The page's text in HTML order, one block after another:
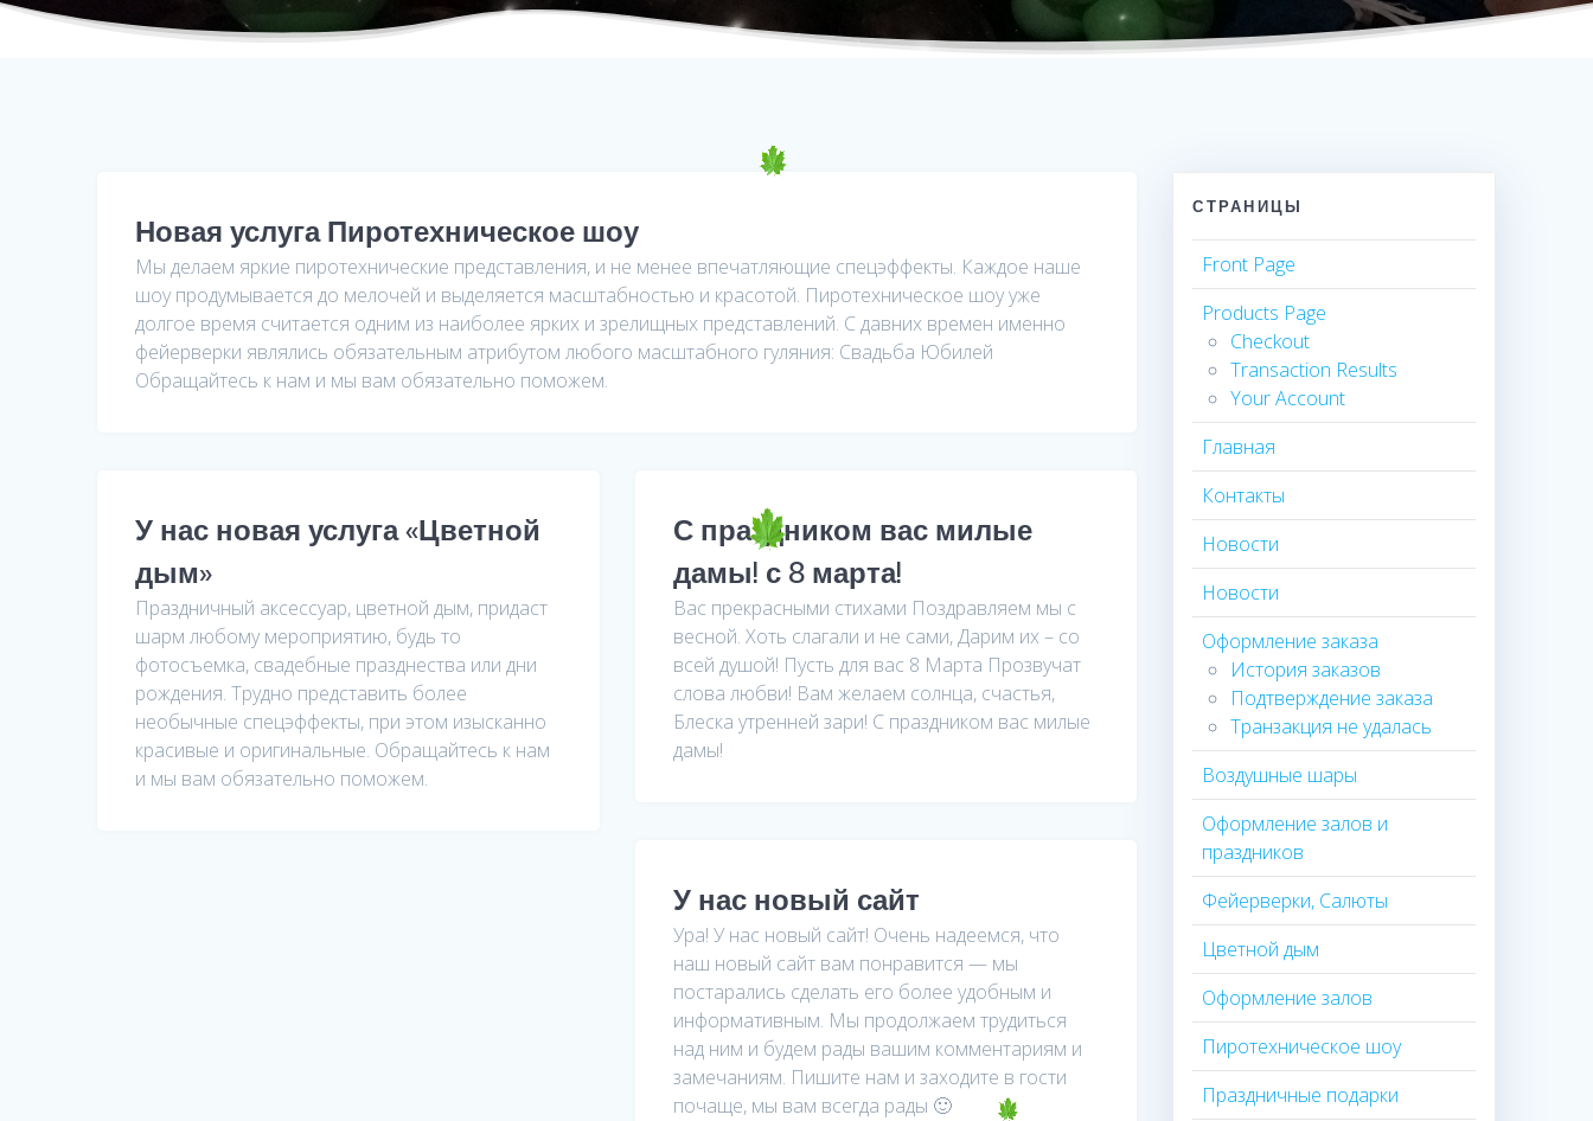
Новая услуга Пиротехническое шоу
Мы делаем яркие пиротехнические представления, и не менее впечатляющие спецэффекты. Каждое наше
шоу продумывается до мелочей и выделяется масштабностью и красотой. Пиротехническое шоу уже
долгое время считается одним из наиболее ярких и зрелищных представлений. С давних времен именно
фейерверки являлись обязательным атрибутом любого масштабного гуляния: Свадьба Юбилей
Обращайтесь к нам и мы вам обязательно поможем.
У нас новая услуга «Цветной
дым»
Праздничный аксессуар, цветной дым, придаст
шарм любому мероприятию, будь то
фотосъемка, свадебные празднества или дни
рождения. Трудно представить более
необычные спецэффекты, при этом изысканно
красивые и оригинальные. Обращайтесь к нам
и мы вам обязательно поможем.
С праздником вас милые
дамы! с 8 марта!
Вас прекрасными стихами Поздравляем мы с
весной. Хоть слагали и не сами, Дарим их – со
всей душой! Пусть для вас 8 Марта Прозвучат
слова любви! Вам желаем солнца, счастья,
Блеска утренней зари! С праздником вас милые
дамы!
У нас новый сайт
Ура! У нас новый сайт! Очень надеемся, что
наш новый сайт вам понравится — мы
постарались сделать его более удобным и
информативным. Мы продолжаем трудиться
над ним и будем рады вашим комментариям и
замечаниям. Пишите нам и заходите в гости
почаще, мы вам всегда рады 🙂
СТРАНИЦЫ
Front Page
Products Page
Checkout
Transaction Results
Your Account
Главная
Контакты
Новости
Новости
Оформление заказа
История заказов
Подтверждение заказа
Транзакция не удалась
Воздушные шары
Оформление залов и
праздников
Фейерверки, Салюты
Цветной дым
Оформление залов
Пиротехническое шоу
Праздничные подарки